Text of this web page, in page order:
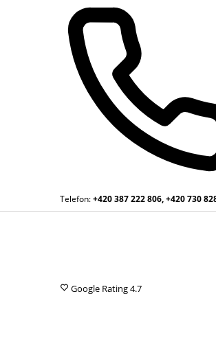
Telefon:+420 387 222 806, +420 730
Google Rating4.7